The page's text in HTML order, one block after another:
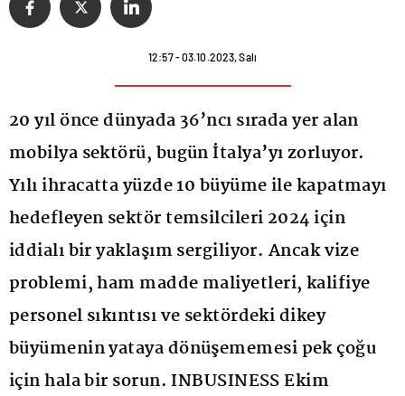
12:57 - 03.10.2023, Salı
20 yıl önce dünyada 36’ncı sırada yer alan
mobilya sektörü, bugün İtalya’yı zorluyor.
Yılı ihracatta yüzde 10 büyüme ile kapatmayı
hedefleyen sektör temsilcileri 2024 için
iddialı bir yaklaşım sergiliyor. Ancak vize
problemi, ham madde maliyetleri, kalifiye
personel sıkıntısı ve sektördeki dikey
büyümenin yataya dönüşememesi pek çoğu
için hala bir sorun. INBUSINESS Ekim